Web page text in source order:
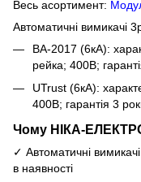
Весь асортимент:
Автоматичні вимикачі
ВА-2017 (6кА):
рейка; 400В;
UTrust (6кА):
400В; гарантія 3
Чому НІКА-
✓ Автоматичні
в наявності